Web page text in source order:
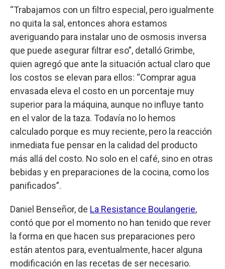
“Trabajamos con un filtro especial, pero igualmente
no quita la sal, entonces ahora estamos
averiguando para instalar uno de osmosis inversa
que puede asegurar filtrar eso”, detalló Grimbe,
quien agregó que ante la situación actual claro que
los costos se elevan para ellos: “Comprar agua
envasada eleva el costo en un porcentaje muy
superior para la máquina, aunque no influye tanto
en el valor de la taza. Todavía no lo hemos
calculado porque es muy reciente, pero la reacción
inmediata fue pensar en la calidad del producto
más allá del costo. No solo en el café, sino en otras
bebidas y en preparaciones de la cocina, como los
panificados”.
Daniel Benseñor, de La Resistance Boulangerie,
contó que por el momento no han tenido que rever
la forma en que hacen sus preparaciones pero
están atentos para, eventualmente, hacer alguna
modificación en las recetas de ser necesario.